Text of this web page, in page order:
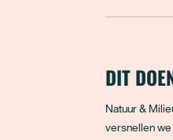
DIT
Natuur &
versnellen